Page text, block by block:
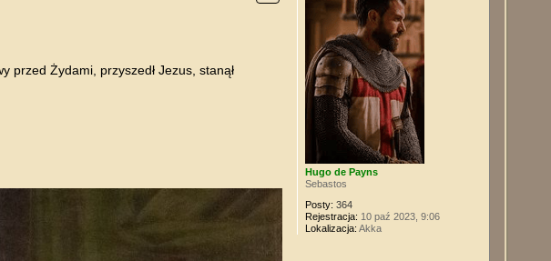
Hugo de Payns
Sebastos
Posty: 364
Rejestracja: 10 paź 2023, 9:06
Lokalizacja: Akka
przed Żydami, przyszedł Jezus, stanął